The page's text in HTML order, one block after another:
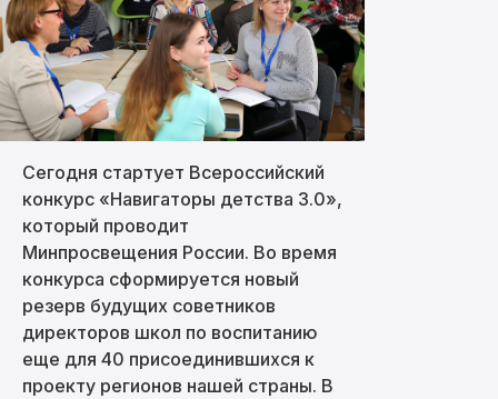
Сегодня стартует Всероссийский
конкурс «Навигаторы детства 3.0»,
который проводит
Минпросвещения России. Во время
конкурса сформируется новый
резерв будущих советников
директоров школ по воспитанию
еще для 40 присоединившихся к
проекту регионов нашей страны. В